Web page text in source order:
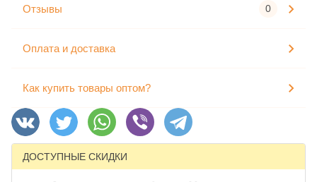
Отзывы 0
Оплата и доставка
Как купить товары оптом?
ДОСТУПНЫЕ СКИДКИ